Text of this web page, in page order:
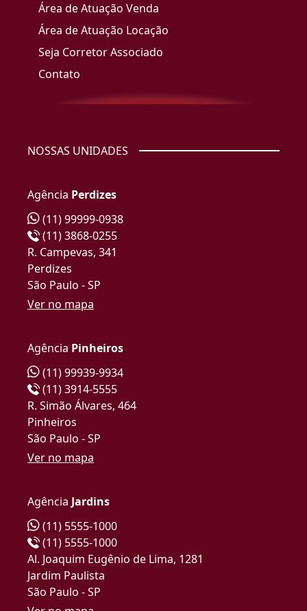
Área de Atuação Venda
Área de Atuação Locação
Seja Corretor Associado
Contato
NOSSAS UNIDADES
Agência Perdizes
(11) 99999-0938
(11) 3868-0255
R. Campevas, 341
Perdizes
São Paulo - SP
Ver no mapa
Agência Pinheiros
(11) 99939-9934
(11) 3914-5555
R. Simão Álvares, 464
Pinheiros
São Paulo - SP
Ver no mapa
Agência Jardins
(11) 5555-1000
(11) 5555-1000
Al. Joaquim Eugênio de Lima, 1281
Jardim Paulista
São Paulo - SP